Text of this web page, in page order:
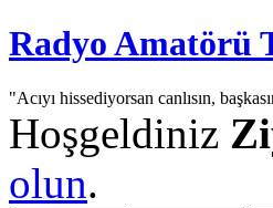
Radyo Amatörü
"Acıyı hissediyorsan canlısın,
Hoşgeldiniz
olun.